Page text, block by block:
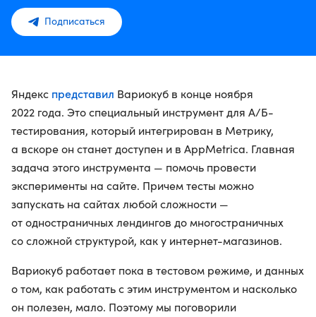
Подписаться
Яндекс представил Вариокуб в конце ноября
2022 года. Это специальный инструмент для А/Б-
тестирования, который интегрирован в Метрику,
а вскоре он станет доступен и в AppMetrica. Главная
задача этого инструмента — помочь провести
эксперименты на сайте. Причем тесты можно
запускать на сайтах любой сложности —
от одностраничных лендингов до многостраничных
со сложной структурой, как у интернет-магазинов.
Вариокуб работает пока в тестовом режиме, и данных
о том, как работать с этим инструментом и насколько
он полезен, мало. Поэтому мы поговорили